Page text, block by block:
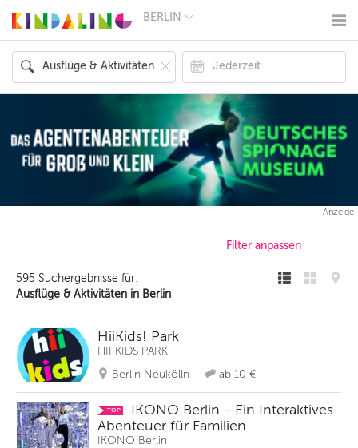
BERLIN
BERLIN
MÜNCHEN
HAMBURG
KÖLN
DÜSSELDORF
STUTTGART
ESSEN
HANNOVER
LEIPZIG
DRESDEN
NÜRNBERG
Anzeige
595 Suchergebnisse für:
Ausflüge & Aktivitäten in Berlin
HiiKids! Park
HII KIDS PARK
Berlin Neukölln
ab 10 €
TOP
IKONO Berlin - Ein Interaktives
Abenteuer für Familien
IKONO Berlin